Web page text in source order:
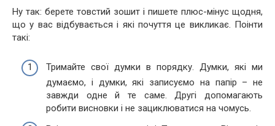
Ну так: берете товстий зошит і пишете плюс-мінус щодня,
що у вас відбувається і які почуття це викликає. Поінти
такі:
Тримайте свої думки в порядку. Думки, які ми
думаємо, і думки, які записуємо на папір – не
завжди одне й те саме. Другі допомагають
робити висновки і не зациклюватися на чомусь.